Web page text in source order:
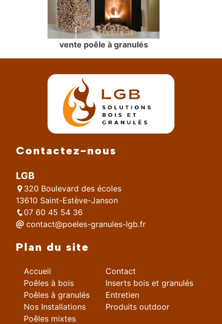
vente poêle à granulés
Contactez-nous
LGB
320 Boulevard des écoles
13610 Saint-Estève-Janson
07 60 45 54 36
contact@poeles-granules-lgb.fr
Plan du site
Accueil
Poêles à bois
Poêles à granulés
Nos Installations
Contact
Inserts bois et granulés
Entretien
Produits outdoor
Poêles mixtes